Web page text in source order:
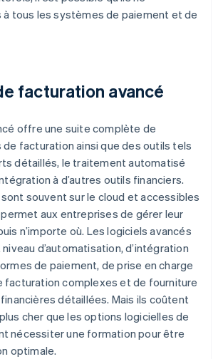
à tous les systèmes de paiement et de
facturation avancé
offre une suite complète de
facturation ainsi que des outils tels
détaillés, le traitement automatisé
à d’autres outils financiers.
souvent sur le cloud et accessibles
permet aux entreprises de gérer leur
n’importe où. Les logiciels avancés
d’automatisation, d’intégration
de paiement, de prise en charge
facturation complexes et de fourniture
détaillées. Mais ils coûtent
cher que les options logicielles de
nécessiter une formation pour être
optimale.